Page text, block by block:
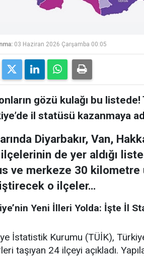
03 Haziran 2026 Çarşamba 00:05
gözü kulağı bu
il statüsü kazanmaya
Diyarbakır, Van,
de yer aldığı
ve merkeze 30 kilometre
o ilçeler…
Yeni İlleri Yolda: İşte İl
İstatistik Kurumu (TÜİK),
taşıyan 24 ilçeyi açıkladı.